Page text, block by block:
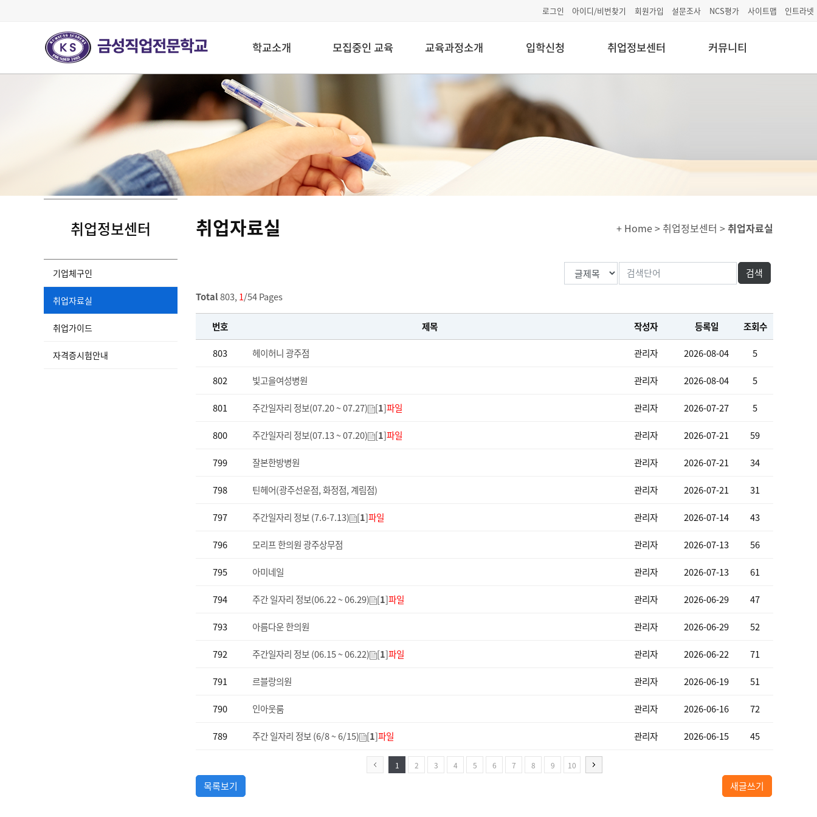
로그인 아이디/비번찾기 회원가입 설문조사 NCS평가 사이트맵 인트라넷
학교소개 모집중인 교육 교육과정소개 입학신청 취업정보센터 커뮤니티
취업정보센터
기업체구인
취업자료실
취업가이드
자격증시험안내
취업자료실 + Home> 취업정보센터 >취업자료실
Total803,1/54 Pages
번호 제목 작성자 등록일
조회수
803
헤이허니 광주점 관리자 2026-08-04 5
802 빛고을여성병원 관리자 2026-08-04 5
801 주간일자리 정보(07.20 ~ 07.27) [1]파일 관리자 2026-07-27 5
800 주간일자리 정보(07.13 ~ 07.20) [1]파일 관리자 2026-07-21 59
799 잘본한방병원 관리자 2026-07-21 34
798 틴헤어(광주선운점, 화정점, 계림점) 관리자 2026-07-21 31
797 주간일자리 정보 (7.6-7.13) [1]파일 관리자 2026-07-14 43
796 모리프 한의원 광주상무점 관리자 2026-07-13 56
795 아미네일 관리자 2026-07-13 61
794 주간 일자리 정보(06.22 ~ 06.29) [1]파일 관리자 2026-06-29 47
793 아름다운 한의원 관리자 2026-06-29 52
792 주간일자리 정보 (06.15 ~ 06.22) [1]파일 관리자 2026-06-22 71
791 르블랑의원 관리자 2026-06-19 51
790 인아웃룸 관리자 2026-06-16 72
789 주간 일자리 정보 (6/8 ~ 6/15) [1]파일 관리자 2026-06-15 45
1 2 3 4 5 6 7 8 9 10
목록보기 새글쓰기